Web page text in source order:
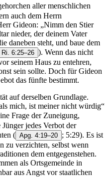
aller menschlichen
auch dem Herrn
Gideon: „Nimm den Stier
nieder, der deinem Vater
daneben steht, und baue dem
Ri. 6:25–26 ). Wenn das nicht
seinem Haus zu entehren,
sein sollte. Doch für Gideon
das fünfte bestimmt.
auf derselben Grundlage.
mich, ist meiner nicht würdig“
Frage der Zuneigung,
jedes Verbot der
( Apg. 4:19–20 ; 5:29). Es ist
zu verzichten, selbst wenn
dem entgegenstehen.
als Ortsgemeinde in
aus Angst vor staatlichen